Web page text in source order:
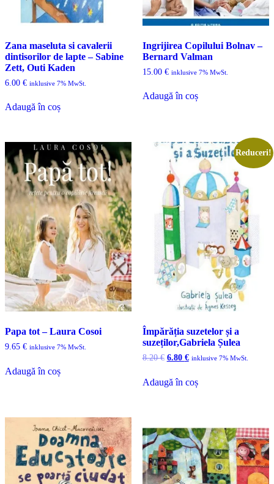
Zana maseluta si cavalerii
dintisorilor de lapte – Sabine
Zett, Outi Kaden
6.00 € inklusive 7% MwSt.
Adaugă în coș
Ingrijirea Copilului Bolnav –
Bernard Valman
15.00 € inklusive 7% MwSt.
Adaugă în coș
Papa tot – Laura Cosoi
9.65 € inklusive 7% MwSt.
Adaugă în coș
Reduceri!
Împărăția suzetelor și a
suzeților,Gabriela Șulea
8.20€ Prețul
fost:
6.80 €Prețul
6.80 €.
inklusive 7% MwSt.
Adaugă în coș